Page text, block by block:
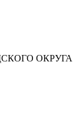
ОКРУГА